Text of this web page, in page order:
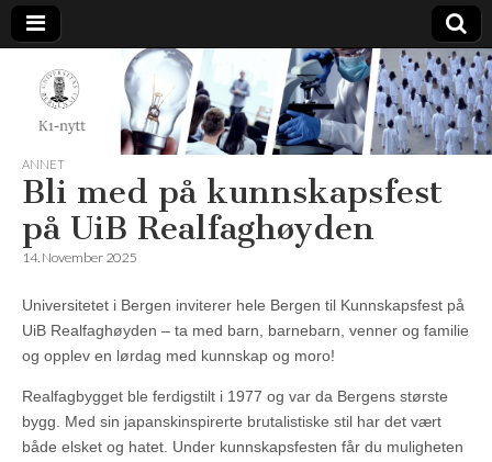
K1-
Nytt
ANNET
Bli med på kunnskapsfest
på UiB Realfaghøyden
14. November 2025
Universitetet i Bergen inviterer hele Bergen til Kunnskapsfest på
UiB Realfaghøyden – ta med barn, barnebarn, venner og familie
og opplev en lørdag med kunnskap og moro!
Realfagbygget ble ferdigstilt i 1977 og var da Bergens største
bygg. Med sin japanskinspirerte brutalistiske stil har det vært
både elsket og hatet. Under kunnskapsfesten får du muligheten